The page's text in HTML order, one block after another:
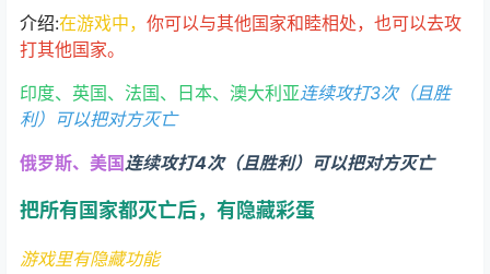
介绍:在游戏中， 你可以与其他国家和睦相处，也可以去攻
打其他国家。
印度、英国、法国、日本、澳大利亚连续攻打3次（且胜
利）可以把对方灭亡
俄罗斯、美国连续攻打4次（且胜利）可以把对方灭亡
把所有国家都灭亡后，有隐藏彩蛋
游戏里有隐藏功能